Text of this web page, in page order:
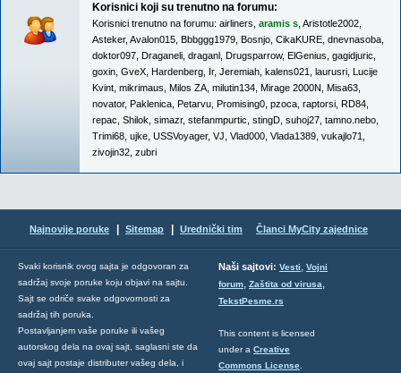
Korisnici koji su trenutno na forumu:
Korisnici trenutno na forumu: airliners aramis s Aristotle2002
Asteker, Avalon015 Bbbggg1979 Bosnjo CikaKURE dnevnasoba
doktor097 Draganeli draganl Drugsparrow, ElGenius gagidjuric
goxin GveX Hardenberg Ir, Jeremiah kalens021 laurusri Lucije
Kvint mikrimaus Milos ZA milutin134 Mirage 2000N Misa63
novator, Paklenica Petarvu Promising0 pzoca raptorsi RD84
repac Shilok simazr, stefanmpurtic stingD suhoj27 tamno.nebo
Trimi68 ujke USSVoyager, VJ Vlad000 Vlada1389 vukajlo71
zivojin32 zubri
Najnovije poruke Sitemap Urednički tim Članci MyCity zajednice
Svaki korisnik ovog sajta je odgovoran za
sadržaj svoje poruke koju objavi na sajtu.
Sajt se odriče svake odgovornosti za
sadržaj tih poruka.
Postavljanjem vaše poruke ili vašeg
autorskog dela na ovaj sajt, saglasni ste da
ovaj sajt postaje distributer vašeg dela, i
Naši sajtovi: Vesti, Vojni
forum, Zaštita od virusa,
TekstPesme.rs
This content is licensed
under a Creative
Commons License